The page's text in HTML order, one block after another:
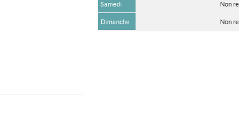
Samedi Non
Dimanche Non